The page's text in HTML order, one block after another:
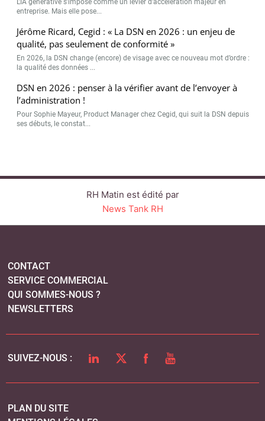
entreprise. Mais elle pose...
Jérôme Ricard, Cegid : « La DSN en 2026 : un enjeu de
qualité, pas seulement de conformité »
En 2026, la DSN change (encore) de visage avec ce nouveau mot d’ordre :
la qualité des données ...
DSN en 2026 : penser à la vérifier avant de l’envoyer à
l’administration !
Pour Sophie Mayeur, Product Manager chez Cegid, qui suit la DSN depuis
ses débuts, le constat...
RH Matin est édité par
News Tank RH
CONTACT
SERVICE COMMERCIAL
QUI SOMMES-NOUS ?
NEWSLETTERS
SUIVEZ-NOUS : LINKEDINTWITTERFACEBOOK
YOUTUBE
PLAN DU SITE